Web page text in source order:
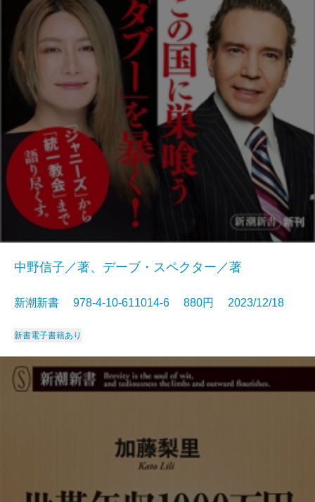
中野信子／著、デーブ・スペクター／著
新潮新書 978-4-10-611014-6 880円 2023/12/18
新書電子書籍あり